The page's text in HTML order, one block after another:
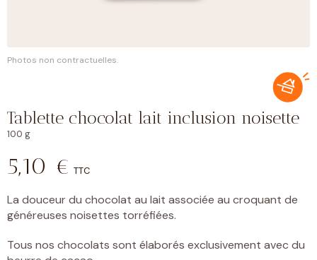
Photos non contractuelles.
Tablette chocolat lait inclusion noisette
100 g
5,10 € TTC
La douceur du chocolat au lait associée au croquant de
généreuses noisettes torréfiées.
Tous nos chocolats sont élaborés exclusivement avec du